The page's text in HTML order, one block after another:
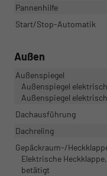
Pannenhilfe
Start/Stop-Automatik
Außen
Außenspiegel
Außenspiegel
Außenspiegel
Dachausführung
Dachreling
Gepäckraum-/
Elektrische
betätigt